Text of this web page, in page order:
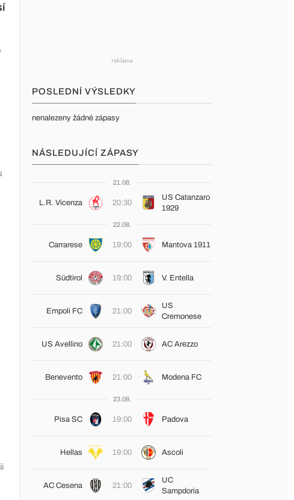
POSLEDNÍ VÝSLEDKY
nenalezeny žádné zápasy
NÁSLEDUJÍCÍ ZÁPASY
21.08.
L.R. Vicenza 20:30
US Catanzaro
1929
22.08.
Carrarese 19:00 Mantova 1911
Südtirol 19:00 V. Entella
Empoli FC 21:00
US
Cremonese
US Avellino 21:00 AC Arezzo
Benevento 21:00 Modena FC
23.08.
Pisa SC 19:00 Padova
Hellas 19:00 Ascoli
AC Cesena 21:00
UC
Sampdoria